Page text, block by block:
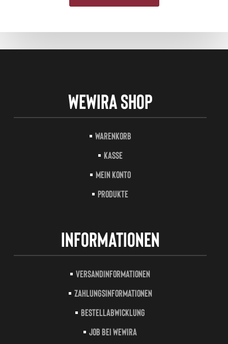
Wewira Shop
Warenkorb
Kasse
Mein Konto
Produkte
Informationen
Versandinformationen
Zahlungsinformationen
Bestellabwicklung
Job bei Wewira